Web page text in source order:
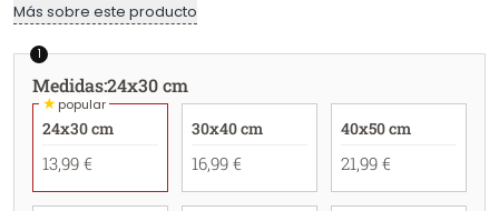
Más sobre este producto
1
Medidas:24x30 cm
★popular
24x30 cm
13,99 €
30x40 cm
16,99 €
40x50 cm
21,99 €